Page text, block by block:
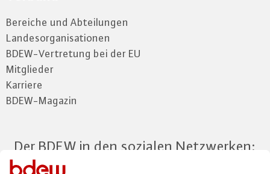
Bereiche und Abteilungen
Landesorganisationen
BDEW-Vertretung bei der EU
Mitglieder
Karriere
BDEW-Magazin
Der BDEW in den sozialen Netzwerken: